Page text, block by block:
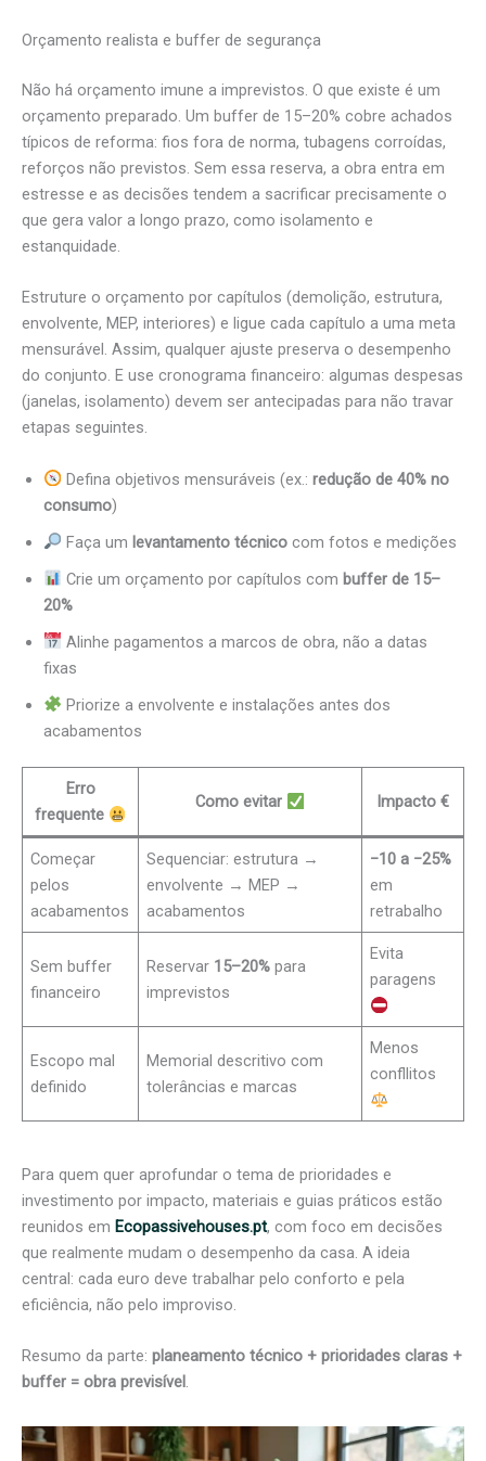
Orçamento realista e buffer de segurança
Não há orçamento imune a imprevistos. O que existe é um
orçamento preparado. Um buffer de 15–20% cobre achados
típicos de reforma: fios fora de norma, tubagens corroídas,
reforços não previstos. Sem essa reserva, a obra entra em
estresse e as decisões tendem a sacrificar precisamente o
que gera valor a longo prazo, como isolamento e
estanquidade.
Estruture o orçamento por capítulos (demolição, estrutura,
envolvente, MEP, interiores) e ligue cada capítulo a uma meta
mensurável. Assim, qualquer ajuste preserva o desempenho
do conjunto. E use cronograma financeiro: algumas despesas
(janelas, isolamento) devem ser antecipadas para não travar
etapas seguintes.
Defina objetivos mensuráveis (ex.: redução de 40% no
consumo)
Faça um levantamento técnicocom fotos e medições
Crie um orçamento por capítulos com buffer de 15–
20%
Alinhe pagamentos a marcos de obra, não a datas
fixas
Priorize a envolvente e instalações antes dos
acabamentos
Erro
frequente
Como evitar Impacto €
Começar
pelos
acabamentos
Sequenciar: estrutura →
envolvente → MEP →
acabamentos
−10 a −25%
em
retrabalho
Sem buffer
financeiro
Reservar 15–20% para
imprevistos
Evita
paragens
Escopo mal
definido
Memorial descritivo com
tolerâncias e marcas
Menos
conflitos
Para quem quer aprofundar o tema de prioridades e
investimento por impacto, materiais e guias práticos estão
reunidos em Ecopassivehouses.pt, com foco em decisões
que realmente mudam o desempenho da casa. A ideia
central: cada euro deve trabalhar pelo conforto e pela
eficiência, não pelo improviso.
Resumo da parte: planeamento técnico + prioridades claras +
buffer = obra previsível.